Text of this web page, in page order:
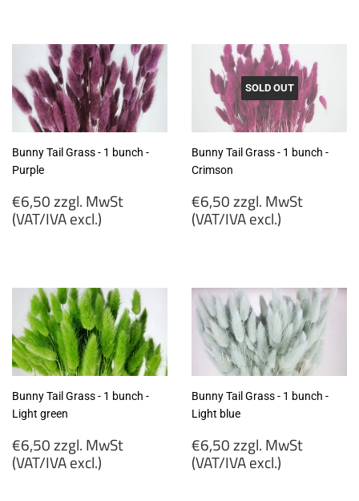
MwSt
(VAT/IVA
excl.)
MwSt
(VAT/IVA
excl.)
Bunny Tail Grass - 1 bunch -
Purple
Regular
price
€6,50 zzgl. MwSt
(VAT/IVA excl.)
MwSt
(VAT/IVA
excl.)
SOLD OUT
Bunny Tail Grass - 1 bunch -
Crimson
Regular
price
€6,50 zzgl. MwSt
(VAT/IVA excl.)
MwSt
(VAT/IVA
excl.)
Bunny Tail Grass - 1 bunch -
Light green
Regular
price
€6,50 zzgl. MwSt
(VAT/IVA excl.)
Bunny Tail Grass - 1 bunch -
Light blue
Regular
price
€6,50 zzgl. MwSt
(VAT/IVA excl.)